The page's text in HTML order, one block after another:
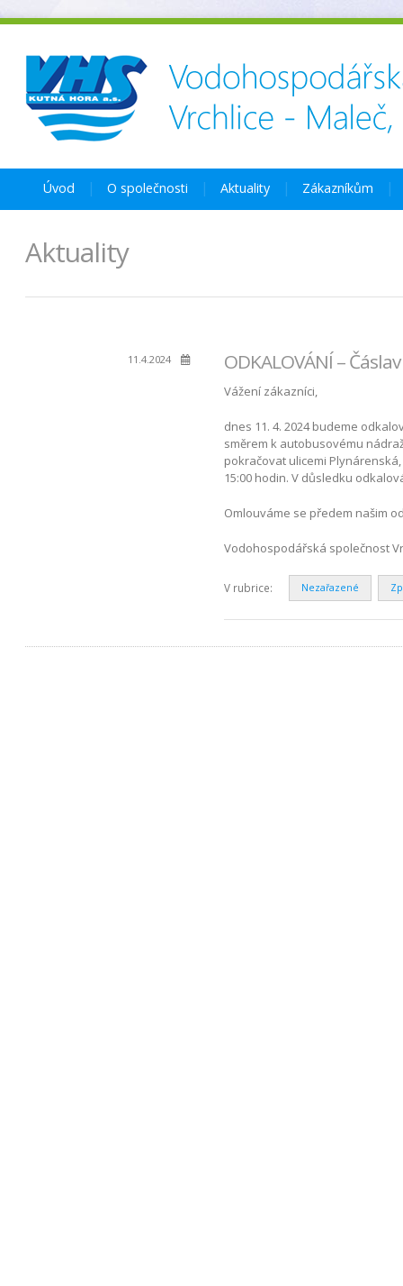
Úvod O společnosti Aktuality Zákazníkům
Aktuality
11.4.2024 ODKALOVÁNÍ –
Vážení zákazníci,
dnes 11. 4. 2024 budeme
směrem k autobusovému
pokračovat ulicemi
15:00 hodin. V důsledku
Omlouváme se předem našim
Vodohospodářská společnost
V rubrice: Nezařazené